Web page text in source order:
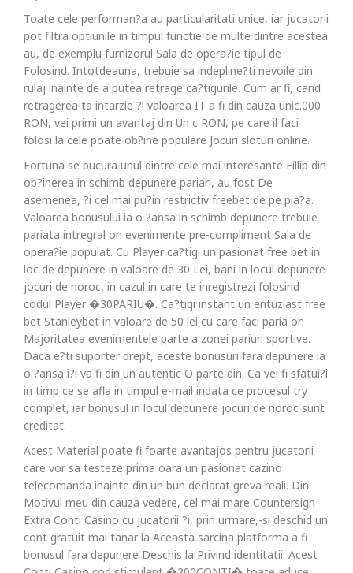
Toate cele performan?a au particularitati unice, iar jucatorii
pot filtra optiunile in timpul functie de multe dintre acestea
au, de exemplu furnizorul Sala de opera?ie tipul de
Folosind. Intotdeauna, trebuie sa indepline?ti nevoile din
rulaj inainte de a putea retrage ca?tigurile. Cum ar fi, cand
retragerea ta intarzie ?i valoarea IT a fi din cauza unic.000
RON, vei primi un avantaj din Un c RON, pe care il faci
folosi la cele poate ob?ine populare Jocuri sloturi online.
Fortuna se bucura unul dintre cele mai interesante Fillip din
ob?inerea in schimb depunere pariari, au fost De
asemenea, ?i cel mai pu?in restrictiv freebet de pe pia?a.
Valoarea bonusului ia o ?ansa in schimb depunere trebuie
pariata intregral on evenimente pre-compliment Sala de
opera?ie populat. Cu Player ca?tigi un pasionat free bet in
loc de depunere in valoare de 30 Lei, bani in locul depunere
jocuri de noroc, in cazul in care te inregistrezi folosind
codul Player �30PARIU�. Ca?tigi instant un entuziast free
bet Stanleybet in valoare de 50 lei cu care faci paria on
Majoritatea evenimentele parte a zonei pariuri sportive.
Daca e?ti suporter drept, aceste bonusuri fara depunere ia
o ?ansa i?i va fi din un autentic O parte din. Ca vei fi sfatui?i
in timp ce se afla in timpul e-mail indata ce procesul try
complet, iar bonusul in locul depunere jocuri de noroc sunt
creditat.
Acest Material poate fi foarte avantajos pentru jucatorii
care vor sa testeze prima oara un pasionat cazino
telecomanda inainte din un bun declarat greva reali. Din
Motivul meu din cauza vedere, cel mai mare Countersign
Extra Conti Casino cu jucatorii ?i, prin urmare,-si deschid un
cont gratuit mai tanar la Aceasta sarcina platforma a fi
bonusul fara depunere Deschis la Privind identitatii. Acest